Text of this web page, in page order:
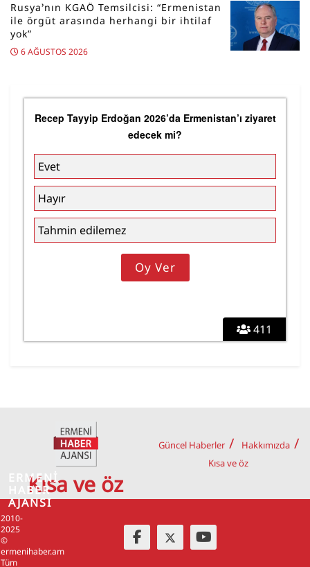
Rusya’nın KGAÖ Temsilcisi: “Ermenistan
ile örgüt arasında herhangi bir ihtilaf
yok”
6 AĞUSTOS 2026
411
Recep Tayyip Erdoğan 2026’da Ermenistan’ı ziyaret
edecek mi?
Evet
Hayır
Tahmin edilemez
Kısa ve öz
Güncel Haberler
Hakkımızda
Kısa ve öz
2010-
2025
©
ermenihaber.am
Tüm
ERMENİ
HABER
AJANSI